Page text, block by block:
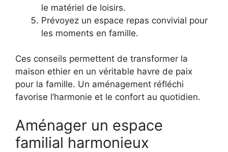
le matériel de loisirs.
Prévoyez un espace repas convivial pour
les moments en famille.
Ces conseils permettent de transformer la
maison ethier en un véritable havre de paix
pour la famille. Un aménagement réfléchi
favorise l’harmonie et le confort au quotidien.
Aménager un espace
familial harmonieux